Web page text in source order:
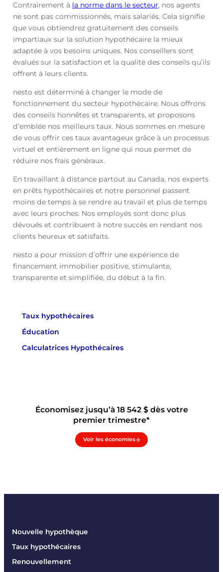
Contrairement à la norme dans le secteur, nos agents
ne sont pas commissionnés, mais salariés. Cela signifie
que vous obtiendrez gratuitement des conseils
impartiaux sur la solution hypothécaire la mieux
adaptée à vos besoins uniques. Nos conseillers sont
évalués sur la satisfaction et la qualité des conseils qu’ils
offrent à leurs clients.
nesto est déterminé à changer le mode de
fonctionnement du secteur hypothécaire. Nous offrons
des conseils honnêtes et transparents, et proposons
d’emblée nos meilleurs taux. Nous sommes en mesure
de vous offrir ces taux avantageux grâce à un processus
virtuel et entièrement en ligne qui nous permet de
réduire nos frais généraux.
En travaillant à distance partout au Canada, nos experts
en prêts hypothécaires et notre personnel passent
moins de temps à se rendre au travail et plus de temps
avec leurs proches. Nos employés sont donc plus
dévoués et contribuent à notre succès en rendant nos
clients heureux et satisfaits.
nesto a pour mission d’offrir une expérience de
financement immobilier positive, stimulante,
transparente et simplifiée, du début à la fin.
Taux hypothécaires
Éducation
Calculatrices Hypothécaires
Économisez jusqu’à 18 542 $ dès votre
premier trimestre*
Voir les économies
Nouvelle hypothèque
Taux hypothécaires
Renouvellement